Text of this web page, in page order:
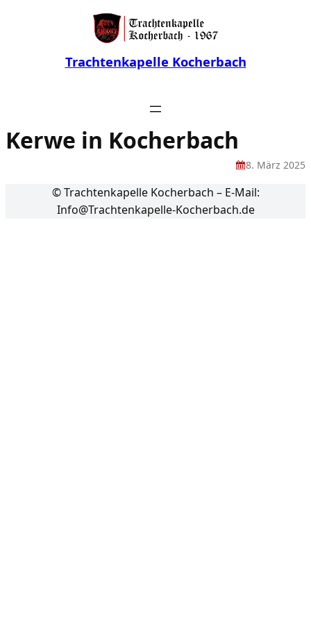
Trachtenkapelle Kocherbach
Kerwe in Kocherbach
8. März 2025
© Trachtenkapelle Kocherbach – E-Mail:
Info@Trachtenkapelle-Kocherbach.de